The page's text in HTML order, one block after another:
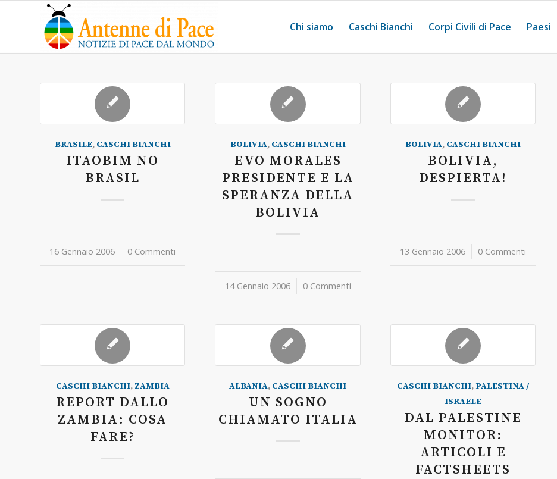
Chi siamo Caschi Bianchi Corpi Civili di Pace Paesi
BRASILE, CASCHI BIANCHI
ITAOBIM NO
BRASIL
16 Gennaio 2006
/ 0 Commenti
BOLIVIA, CASCHI BIANCHI
EVO MORALES
PRESIDENTE E LA
SPERANZA DELLA
BOLIVIA
14 Gennaio 2006
/ 0 Commenti
BOLIVIA, CASCHI BIANCHI
BOLIVIA,
DESPIERTA!
13 Gennaio 2006
/ 0 Commenti
CASCHI BIANCHI, ZAMBIA
REPORT DALLO
ZAMBIA: COSA
FARE?
ALBANIA, CASCHI BIANCHI
UN SOGNO
CHIAMATO ITALIA
CASCHI BIANCHI, PALESTINA /
ISRAELE
DAL PALESTINE
MONITOR:
ARTICOLI E
FACTSHEETS